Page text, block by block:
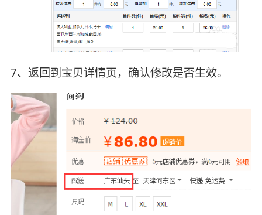
7、返回到宝贝详情页，确认修改是否生效。